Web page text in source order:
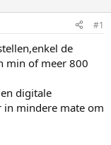
#1
de
min of meer 800
digitale
in mindere mate om